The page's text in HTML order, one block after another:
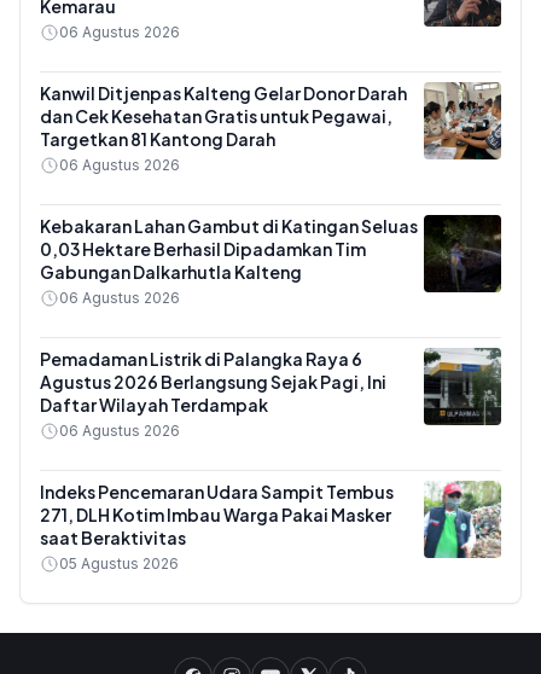
Kemarau
06 Agustus 2026
Kanwil Ditjenpas Kalteng Gelar Donor Darah
dan Cek Kesehatan Gratis untuk Pegawai,
Targetkan 81 Kantong Darah
06 Agustus 2026
Kebakaran Lahan Gambut di Katingan Seluas
0,03 Hektare Berhasil Dipadamkan Tim
Gabungan Dalkarhutla Kalteng
06 Agustus 2026
Pemadaman Listrik di Palangka Raya 6
Agustus 2026 Berlangsung Sejak Pagi, Ini
Daftar Wilayah Terdampak
06 Agustus 2026
Indeks Pencemaran Udara Sampit Tembus
271, DLH Kotim Imbau Warga Pakai Masker
saat Beraktivitas
05 Agustus 2026